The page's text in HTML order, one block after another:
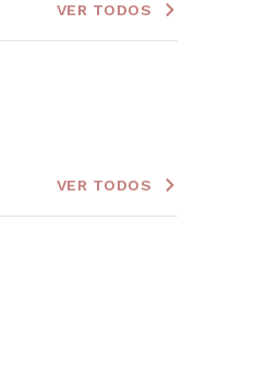
VER TODOS
VER TODOS